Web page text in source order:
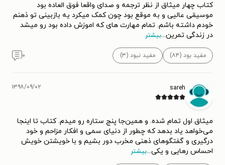
کتاب چهار میثاق از نظر ترجمه و صدای واقعا فوق العاده بود
موسیقی عالیی و به موقع بود چون کمک میکرد یه بازبینی تو ذهنم
خودم داشته باشم. تمام مهارت های که اموزش داده بود رو میشد
در زندگی تمرین...بیشتر
مفید بود (۸۴) مفید نبود (۳) ۰
sareh ۱۳۹۸/۰۹/۰۲
میثاق اول تمام شده. و همین‌جا پنج ستاره رو میدم. کتاب تا اینجا
می‌خواهد یاد بدهد که چطور از دنیای سمی و افکار مزاحم و خود
درگیری و گفتگوهای ذهنی مخرب دور بشیم و با خویشتن خویش
احساس رهایی و یکی...بیشتر